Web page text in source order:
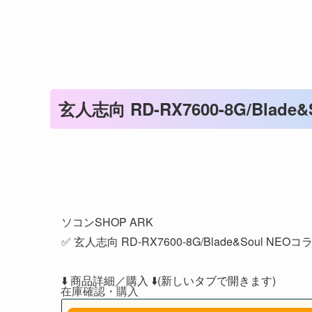
玄人志向 RD-RX7600-8G/
ソコンSHOP ARK
✅ 玄人志向 RD-RX7600-8G/Blade&Soul NEOコ
⬇️ 商品詳細／購入 ⬇️(新しいタブで開きます)